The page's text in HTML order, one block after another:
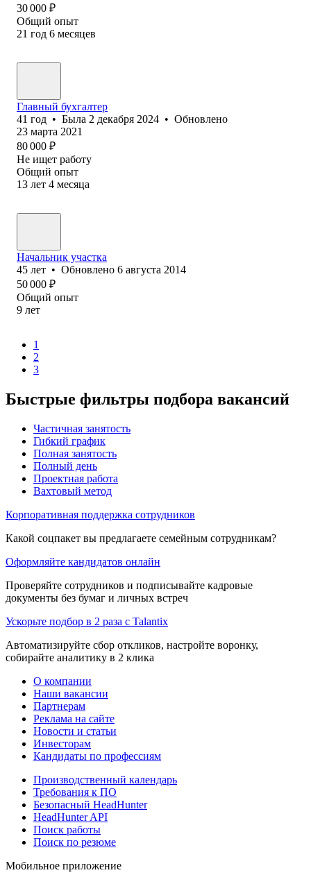
30 000 ₽
Общий опыт
21 год 6 месяцев
Главный бухгалтер
41 год • Была 2 декабря 2024 • Обновлено
23 марта 2021
80 000 ₽
Не ищет работу
Общий опыт
13 лет 4 месяца
Начальник участка
45 лет • Обновлено 6 августа 2014
50 000 ₽
Общий опыт
9 лет
1
2
3
Быстрые фильтры подбора вакансий
Частичная занятость
Гибкий график
Полная занятость
Полный день
Проектная работа
Вахтовый метод
Корпоративная поддержка сотрудников
Какой соцпакет вы предлагаете семейным сотрудникам?
Оформляйте кандидатов онлайн
Проверяйте сотрудников и подписывайте кадровые
документы без бумаг и личных встреч
Ускорьте подбор в 2 раза с Talantix
Автоматизируйте сбор откликов, настройте воронку,
собирайте аналитику в 2 клика
О компании
Наши вакансии
Партнерам
Реклама на сайте
Новости и статьи
Инвесторам
Кандидаты по профессиям
Производственный календарь
Требования к ПО
Безопасный HeadHunter
HeadHunter API
Поиск работы
Поиск по резюме
Мобильное приложение